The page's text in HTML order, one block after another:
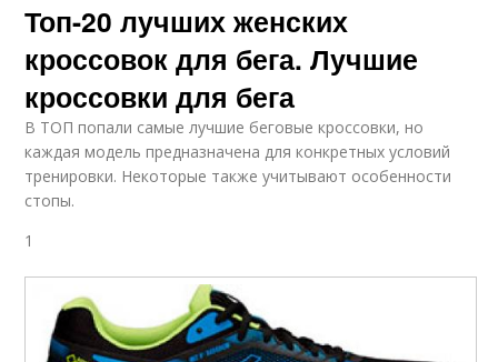
Топ-20 лучших женских
кроссовок для бега. Лучшие
кроссовки для бега
В ТОП попали самые лучшие беговые кроссовки, но
каждая модель предназначена для конкретных условий
тренировки. Некоторые также учитывают особенности
стопы.
1